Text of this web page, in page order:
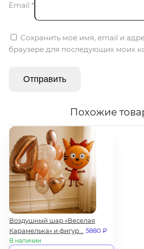
Email *
Сохранить моё имя, email и
браузере для последующих моих
Похожие
Воздушный шар «Веселая
Карамелька» и фигур...
5880₽
В наличии